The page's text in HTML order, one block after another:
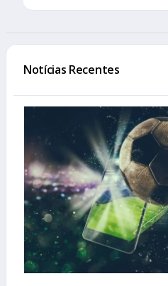
Notícias Recentes